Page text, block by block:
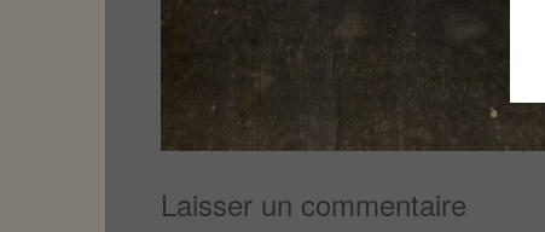
Laisser un commentaire